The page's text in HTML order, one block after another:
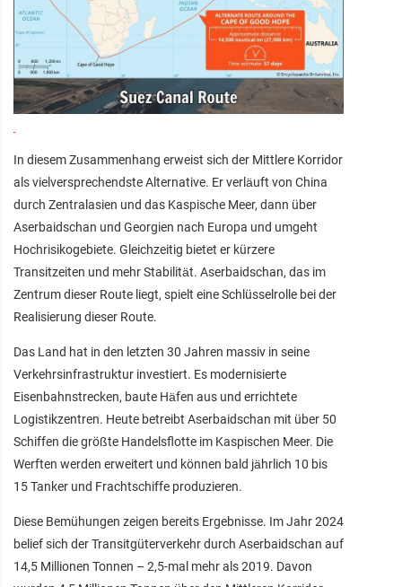
In diesem Zusammenhang erweist sich der Mittlere Korridor
als vielversprechendste Alternative. Er verläuft von China
durch Zentralasien und das Kaspische Meer, dann über
Aserbaidschan und Georgien nach Europa und umgeht
Hochrisikogebiete. Gleichzeitig bietet er kürzere
Transitzeiten und mehr Stabilität. Aserbaidschan, das im
Zentrum dieser Route liegt, spielt eine Schlüsselrolle bei der
Realisierung dieser Route.
Das Land hat in den letzten 30 Jahren massiv in seine
Verkehrsinfrastruktur investiert. Es modernisierte
Eisenbahnstrecken, baute Häfen aus und errichtete
Logistikzentren. Heute betreibt Aserbaidschan mit über 50
Schiffen die größte Handelsflotte im Kaspischen Meer. Die
Werften werden erweitert und können bald jährlich 10 bis
15 Tanker und Frachtschiffe produzieren.
Diese Bemühungen zeigen bereits Ergebnisse. Im Jahr 2024
belief sich der Transitgüterverkehr durch Aserbaidschan auf
14,5 Millionen Tonnen – 2,5-mal mehr als 2019. Davon